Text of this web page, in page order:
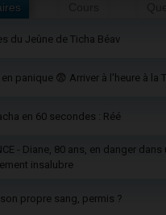
du Jeûne de Ticha Béav
panique 😨 Arriver à l'heure à la
en 60 secondes : Réé
- Diane, 80 ans, en danger dans
insalubre
propre sang, permis ?